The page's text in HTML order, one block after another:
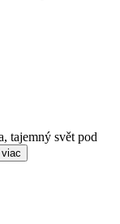
tajemný svět pod